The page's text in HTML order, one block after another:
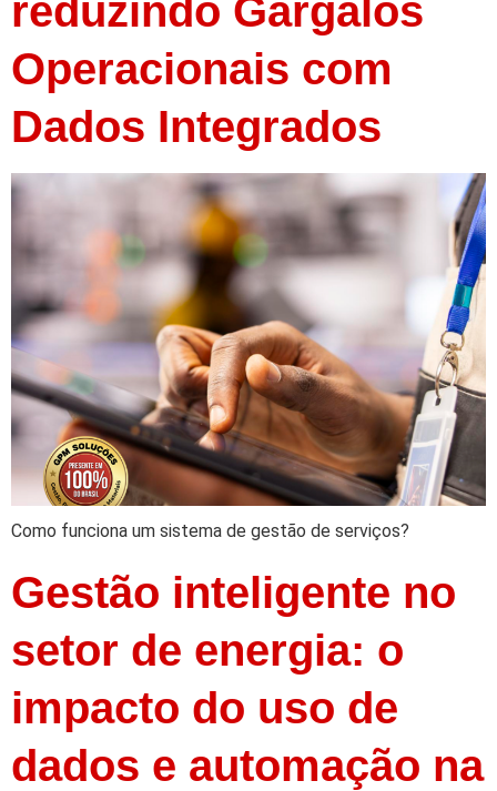
reduzindo Gargalos
Operacionais com
Dados Integrados
Como funciona um sistema de gestão de serviços?
Gestão inteligente no
setor de energia: o
impacto do uso de
dados e automação na